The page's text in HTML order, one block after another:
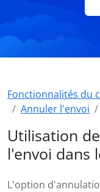
Fonctionnalités du
Annuler l'envoi
Utilisation
l'envoi dans
L'option